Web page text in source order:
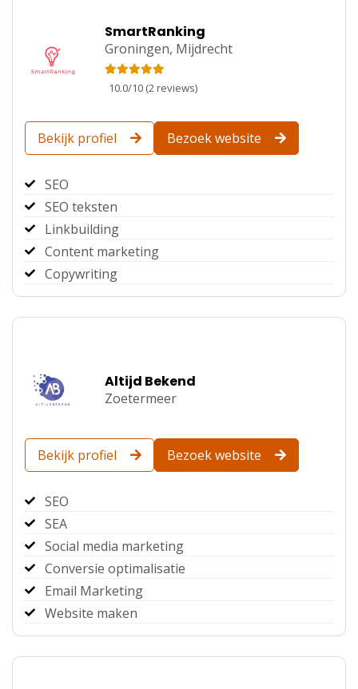
SmartRanking
Groningen, Mijdrecht
10.0/10 (2reviews)
Bekijk profiel Bezoek website
SEO
SEO teksten
Linkbuilding
Content marketing
Copywriting
Altijd Bekend
Zoetermeer
Bekijk profiel Bezoek website
SEO
SEA
Social media marketing
Conversie optimalisatie
Email Marketing
Website maken